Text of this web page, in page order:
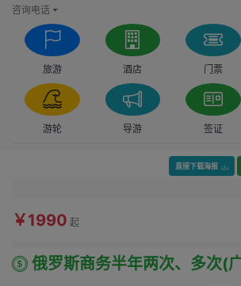
咨询电话
旅游 酒店 门票
游轮 导游 签证
直接下载海报
￥1990 起
俄罗斯商务半年两次、多次(